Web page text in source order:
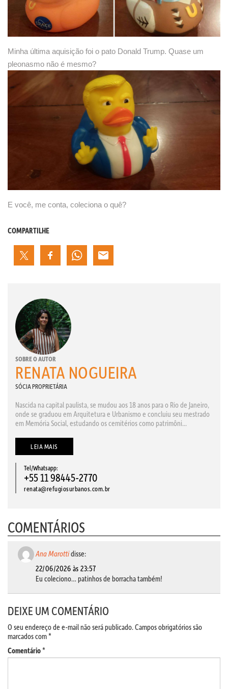
Minha última aquisição foi o pato Donald Trump. Quase um
pleonasmo não é mesmo?
E você, me conta, coleciona o quê?
COMPARTILHE
SOBRE O AUTOR
RENATA NOGUEIRA
SÓCIA PROPRIETÁRIA
Nascida na capital paulista, se mudou aos 18 anos para o Rio de Janeiro,
onde se graduou em Arquitetura e Urbanismo e concluiu seu mestrado
em Memória Social, estudando os cemitérios como patrimôni...
LEIA MAIS
Tel/Whatsapp:
+55 11 98445-2770
renata@refugiosurbanos.com.br
COMENTÁRIOS
Ana Marottidisse:
22/06/2026 às 23:57
Eu coleciono… patinhos de borracha também!
DEIXE UM COMENTÁRIO
O seu endereço de e-mail não será publicado.Campos obrigatórios são
marcados com*
Comentário*